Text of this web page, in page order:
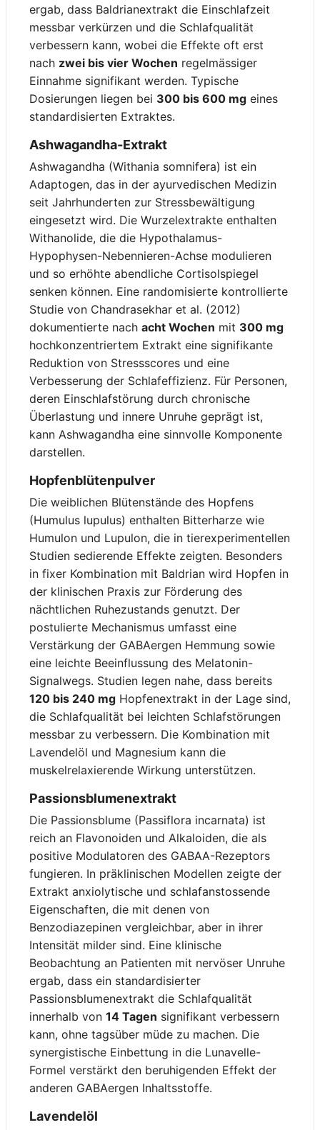
ergab, dass Baldrianextrakt die Einschlafzeit
messbar verkürzen und die Schlafqualität
verbessern kann, wobei die Effekte oft erst
nach zwei bis vier Wochen regelmässiger
Einnahme signifikant werden. Typische
Dosierungen liegen bei 300 bis 600 mg eines
standardisierten Extraktes.
Ashwagandha-Extrakt
Ashwagandha (Withania somnifera) ist ein
Adaptogen, das in der ayurvedischen Medizin
seit Jahrhunderten zur Stressbewältigung
eingesetzt wird. Die Wurzelextrakte enthalten
Withanolide, die die Hypothalamus-
Hypophysen-Nebennieren-Achse modulieren
und so erhöhte abendliche Cortisolspiegel
senken können. Eine randomisierte kontrollierte
Studie von Chandrasekhar et al. (2012)
dokumentierte nach acht Wochen mit 300 mg
hochkonzentriertem Extrakt eine signifikante
Reduktion von Stressscores und eine
Verbesserung der Schlafeffizienz. Für Personen,
deren Einschlafstörung durch chronische
Überlastung und innere Unruhe geprägt ist,
kann Ashwagandha eine sinnvolle Komponente
darstellen.
Hopfenblütenpulver
Die weiblichen Blütenstände des Hopfens
(Humulus lupulus) enthalten Bitterharze wie
Humulon und Lupulon, die in tierexperimentellen
Studien sedierende Effekte zeigten. Besonders
in fixer Kombination mit Baldrian wird Hopfen in
der klinischen Praxis zur Förderung des
nächtlichen Ruhezustands genutzt. Der
postulierte Mechanismus umfasst eine
Verstärkung der GABAergen Hemmung sowie
eine leichte Beeinflussung des Melatonin-
Signalwegs. Studien legen nahe, dass bereits
120 bis 240 mg Hopfenextrakt in der Lage sind,
die Schlafqualität bei leichten Schlafstörungen
messbar zu verbessern. Die Kombination mit
Lavendelöl und Magnesium kann die
muskelrelaxierende Wirkung unterstützen.
Passionsblumenextrakt
Die Passionsblume (Passiflora incarnata) ist
reich an Flavonoiden und Alkaloiden, die als
positive Modulatoren des GABAA-Rezeptors
fungieren. In präklinischen Modellen zeigte der
Extrakt anxiolytische und schlafanstossende
Eigenschaften, die mit denen von
Benzodiazepinen vergleichbar, aber in ihrer
Intensität milder sind. Eine klinische
Beobachtung an Patienten mit nervöser Unruhe
ergab, dass ein standardisierter
Passionsblumenextrakt die Schlafqualität
innerhalb von 14 Tagen signifikant verbessern
kann, ohne tagsüber müde zu machen. Die
synergistische Einbettung in die Lunavelle-
Formel verstärkt den beruhigenden Effekt der
anderen GABAergen Inhaltsstoffe.
Lavendelöl